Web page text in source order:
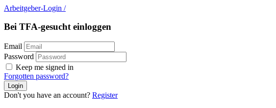
Arbeitgeber-Login /
Bei TFA-gesucht einloggen
Email
Password
Keep me signed in
Forgotten password?
Don't you have an account? Register